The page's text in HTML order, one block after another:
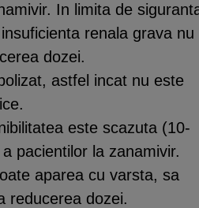
In limita de
renala grava nu
dozei.
astfel incat nu este
este scazuta (10-
pacientilor la zanamivir.
aparea cu varsta, sa
reducerea dozei.